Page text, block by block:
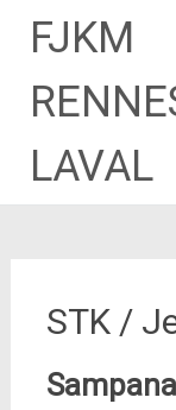
FJKM
LAVAL
STK /